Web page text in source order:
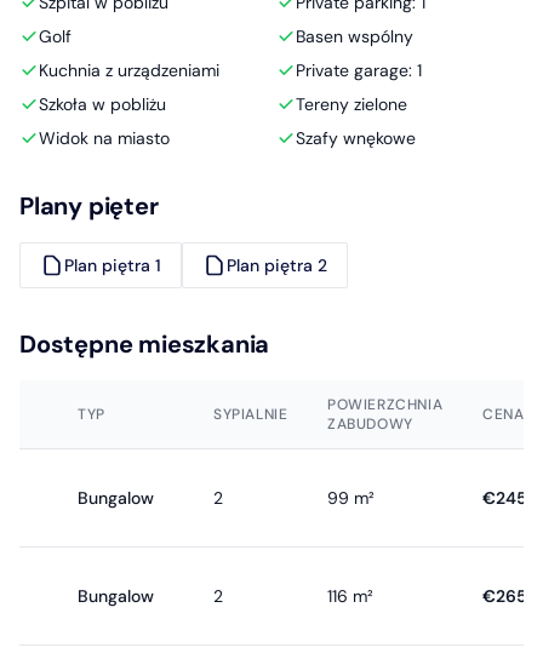
Golf
Basen wspólny
Kuchnia z urządzeniami
Private garage: 1
Szkoła w pobliżu
Tereny zielone
Widok na miasto
Szafy wnękowe
Plany pięter
Plan piętra 1 Plan piętra 2
Dostępne mieszkania
TYP SYPIALNIE
POWIERZCHNIA
ZABUDOWY
CENA
Bungalow 2 99 m²
Bungalow 2 116 m²